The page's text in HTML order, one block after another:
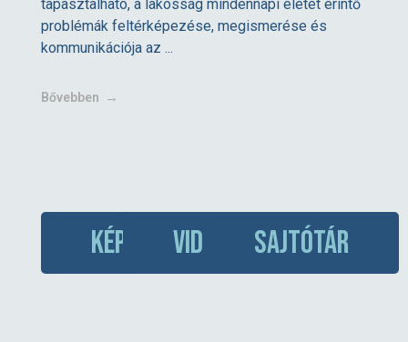
tapasztalható, a lakosság mindennapi életét érintő
problémák feltérképezése, megismerése és
kommunikációja az ...
Bővebben
KÉPTÁR VIDEÓTÁRSAJTÓTÁR